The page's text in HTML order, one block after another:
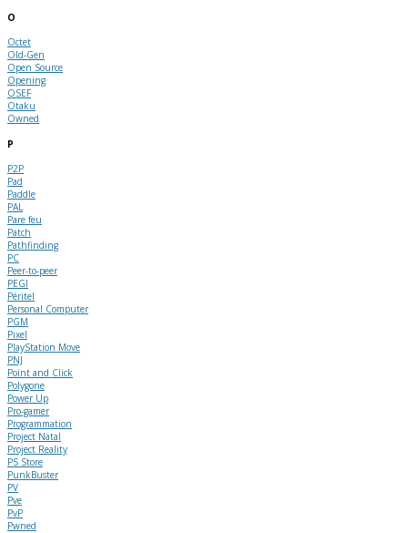
O
Octet
Old-Gen
Open Source
Opening
OSEF
Otaku
Owned
P
P2P
Pad
Paddle
PAL
Pare feu
Patch
Pathfinding
PC
Peer-to-peer
PEGI
Péritel
Personal Computer
PGM
Pixel
PlayStation Move
PNJ
Point and Click
Polygone
Power Up
Pro-gamer
Programmation
Project Natal
Project Reality
PS Store
PunkBuster
PV
Pve
PvP
Pwned